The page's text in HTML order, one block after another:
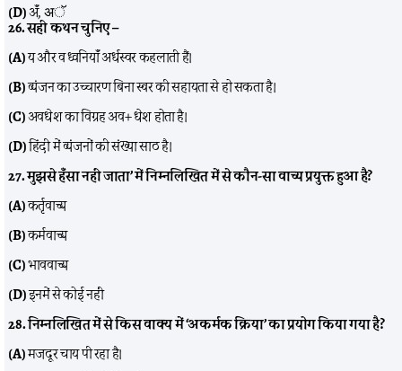
(D)अँ, अॅ
26. सही कथन चुनिए –
(A)य और व ध्वनियाँ अर्धस्वर कहलाती हैं।
(B)व्यंजन का उच्चारण बिना स्वर की सहायता से हो सकता है।
(C)अवधेश का विग्रह अव+ धेश होता है।
(D)हिंदी में व्यंजनों की संख्या साठ है।
27. मुझसे हँसा नहीं जाता’ में निम्नलिखित में से कौन-सा वाच्य प्रयुक्त हुआ है?
(A)कर्तृवाच्य
(B)कर्मवाच्य
(C)भाववाच्य
(D)इनमें से कोई नहीं
28. निम्नलिखित में से किस वाक्य में ‘अकर्मक क्रिया’ का प्रयोग किया गया है?
(A)मजदूर चाय पी रहा है।